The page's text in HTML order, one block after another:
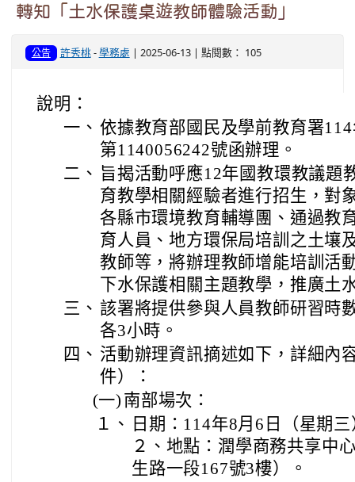
轉知「土水保護桌遊教師體驗活動」
公告 許秀桃-學務處 | 2025-06-13 | 點閱數： 105
說明：
一、 依據教育部國民及學前教育署
第1140056242號函辦理。
二、 旨揭活動呼應12年國教環教議題
育教學相關經驗者進行招生，對
各縣市環境教育輔導團、通過教
育人員、地方環保局培訓之土壤
教師等，將辦理教師增能培訓活
下水保護相關主題教學，推廣土
三、 該署將提供參與人員教師研習時
各3小時。
四、 活動辦理資訊摘述如下，詳細內
件）：
(一) 南部場次：
１、
日期：114年8月6日（星期
２、地點：潤學商務共享中
生路一段167號3樓）。